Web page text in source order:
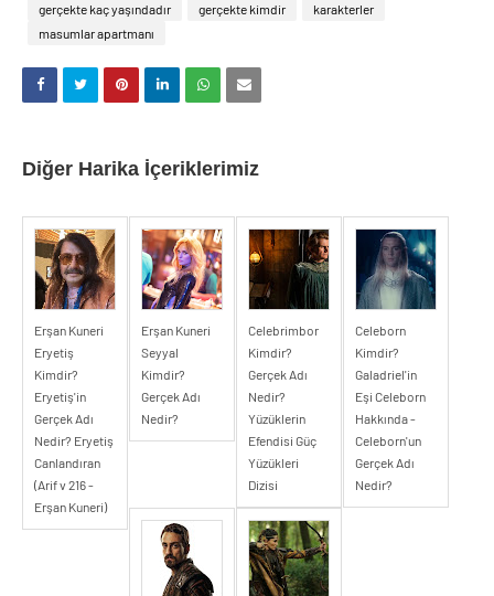
gerçekte kaç yaşındadır
gerçekte kimdir
karakterler
masumlar apartmanı
Diğer Harika İçeriklerimiz
Erşan Kuneri
Eryetiş
Kimdir?
Eryetiş'in
Gerçek Adı
Nedir? Eryetiş
Canlandıran
(Arif v 216 -
Erşan Kuneri)
Erşan Kuneri
Seyyal
Kimdir?
Gerçek Adı
Nedir?
Celebrimbor
Kimdir?
Gerçek Adı
Nedir?
Yüzüklerin
Efendisi Güç
Yüzükleri
Dizisi
Celeborn
Kimdir?
Galadriel'in
Eşi Celeborn
Hakkında -
Celeborn'un
Gerçek Adı
Nedir?